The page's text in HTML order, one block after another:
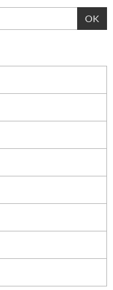
OK